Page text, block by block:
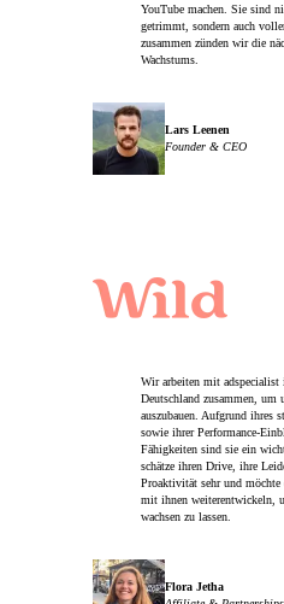
YouTube machen. Sie sind
getrimmt, sondern auch
zusammen zünden wir die
Wachstums.
Lars Leenen
Founder & CEO
Wir arbeiten mit
Deutschland zusammen, um
auszubauen. Aufgrund ihres
sowie ihrer Performance-
Fähigkeiten sind sie ein
schätze ihren Drive, ihre
Proaktivität sehr und möchte
mit ihnen weiterentwickeln,
wachsen zu lassen.
Flora Jetha